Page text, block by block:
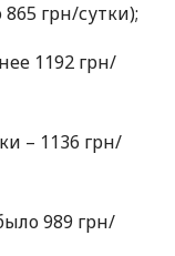
грн/сутки);
1192 грн/
– 1136 грн/
989 грн/